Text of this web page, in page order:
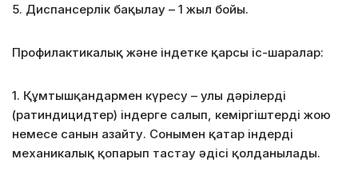
5. Диспансерлік бақылау – 1 жыл бойы.
Профилактикалық және індетке қарсы іс-шаралар:
1. Құмтышқандармен күресу – улы дәрілерді
(ратиндицидтер) індерге салып, кеміргіштерді жою
немесе санын азайту. Сонымен қатар індерді
механикалық қопарып тастау әдісі қолданылады.